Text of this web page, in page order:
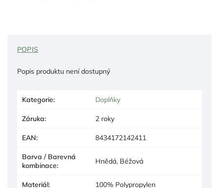
POPIS
Popis produktu není dostupný
Kategorie: Doplňky
Záruka: 2 roky
EAN: 8434172142411
Barva / Barevná
kombinace: Hnědá, Béžová
Materiál: 100% Polypropylen